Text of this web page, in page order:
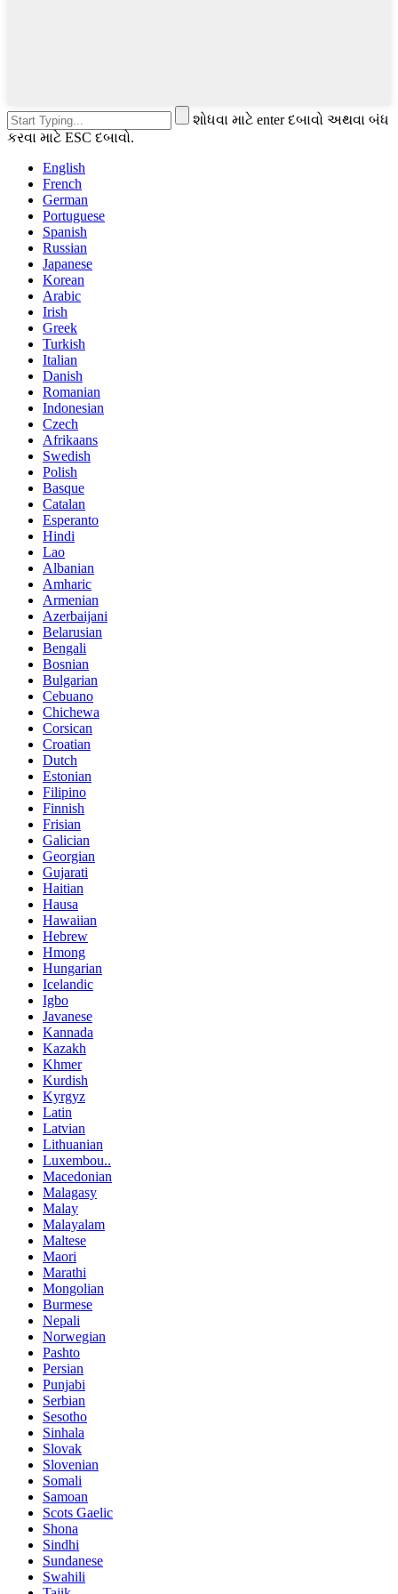
શોધવા માટે enter દબાવો અથવા બંધ
કરવા માટે ESC દબાવો.
English
French
German
Portuguese
Spanish
Russian
Japanese
Korean
Arabic
Irish
Greek
Turkish
Italian
Danish
Romanian
Indonesian
Czech
Afrikaans
Swedish
Polish
Basque
Catalan
Esperanto
Hindi
Lao
Albanian
Amharic
Armenian
Azerbaijani
Belarusian
Bengali
Bosnian
Bulgarian
Cebuano
Chichewa
Corsican
Croatian
Dutch
Estonian
Filipino
Finnish
Frisian
Galician
Georgian
Gujarati
Haitian
Hausa
Hawaiian
Hebrew
Hmong
Hungarian
Icelandic
Igbo
Javanese
Kannada
Kazakh
Khmer
Kurdish
Kyrgyz
Latin
Latvian
Lithuanian
Luxembou..
Macedonian
Malagasy
Malay
Malayalam
Maltese
Maori
Marathi
Mongolian
Burmese
Nepali
Norwegian
Pashto
Persian
Punjabi
Serbian
Sesotho
Sinhala
Slovak
Slovenian
Somali
Samoan
Scots Gaelic
Shona
Sindhi
Sundanese
Swahili